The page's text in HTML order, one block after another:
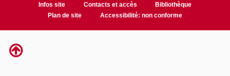
Infos site Contacts et accès
Bibliothèque
Plan de site
Accessibilité: non conforme